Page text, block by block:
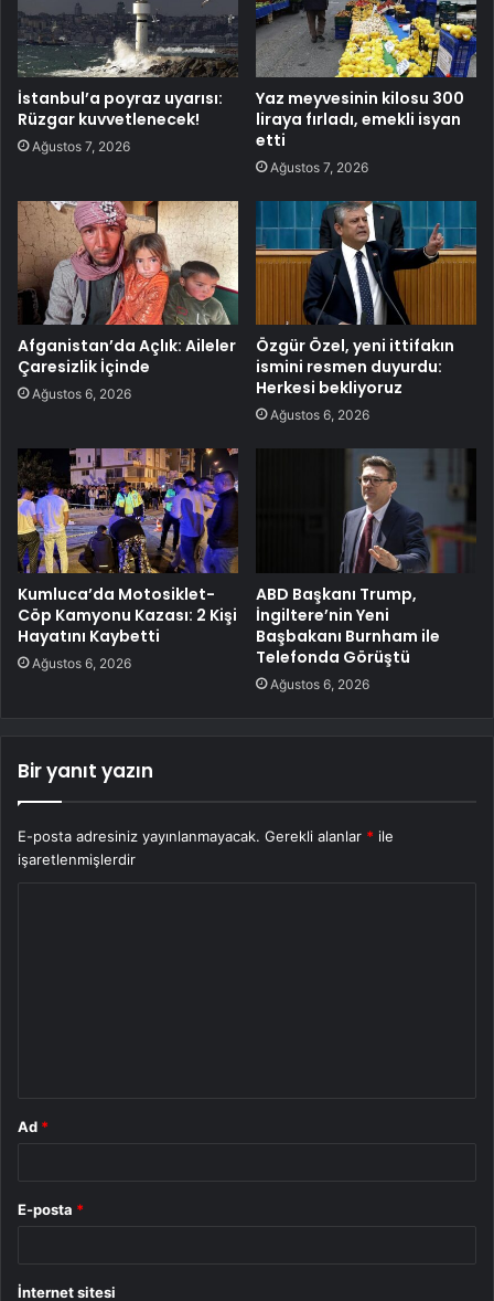
İstanbul’a poyraz uyarısı:
Rüzgar kuvvetlenecek!
Ağustos 7, 2026
Yaz meyvesinin kilosu 300
liraya fırladı, emekli isyan
etti
Ağustos 7, 2026
Afganistan’da Açlık: Aileler
Çaresizlik İçinde
Ağustos 6, 2026
Özgür Özel, yeni ittifakın
ismini resmen duyurdu:
Herkesi bekliyoruz
Ağustos 6, 2026
Kumluca’da Motosiklet-
Cöp Kamyonu Kazası: 2 Kişi
Hayatını Kaybetti
Ağustos 6, 2026
ABD Başkanı Trump,
İngiltere’nin Yeni
Başbakanı Burnham ile
Telefonda Görüştü
Ağustos 6, 2026
Bir yanıt yazın
E-posta adresiniz yayınlanmayacak. Gerekli alanlar * ile
işaretlenmişlerdir
Ad *
E-posta *
İnternet sitesi